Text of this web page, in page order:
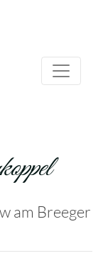
am Breeger